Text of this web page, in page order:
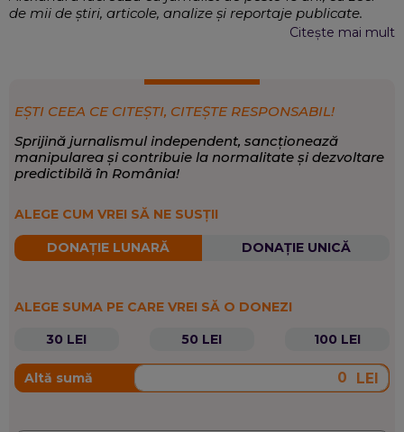
de mii de știri, articole, analize și reportaje publicate.
Crede cu tărie în puterea cuvântului și și-a dedicat
Jurnalism, Comunicare, Crearea și
diseminarea mass-media, Strategii de conținut,
Mentorat, Grant-uri
SCRIE DESPRE: Eveniment,Politică,Sănătate
Citește mai mult
EȘTI CEEA CE CITEȘTI, CITEȘTE RESPONSABIL!
Sprijină jurnalismul independent, sancționează
manipularea și contribuie la normalitate și dezvoltare
predictibilă în România!
ALEGE CUM VREI SĂ NE SUSȚII
DONAȚIE LUNARĂ DONAȚIE UNICĂ
ALEGE SUMA PE CARE VREI SĂ O DONEZI
30 LEI
50 LEI 100 LEI
Altă sumă LEI